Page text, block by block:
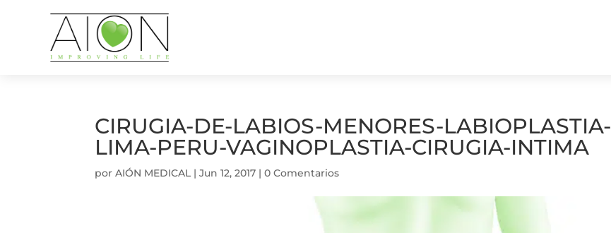
CIRUGIA-DE-LABIOS-MENORES-LABIOPLASTIA-
LIMA-PERU-VAGINOPLASTIA-CIRUGIA-INTIMA
porAIÓN MEDICAL|Jun 12, 2017 |0 Comentarios